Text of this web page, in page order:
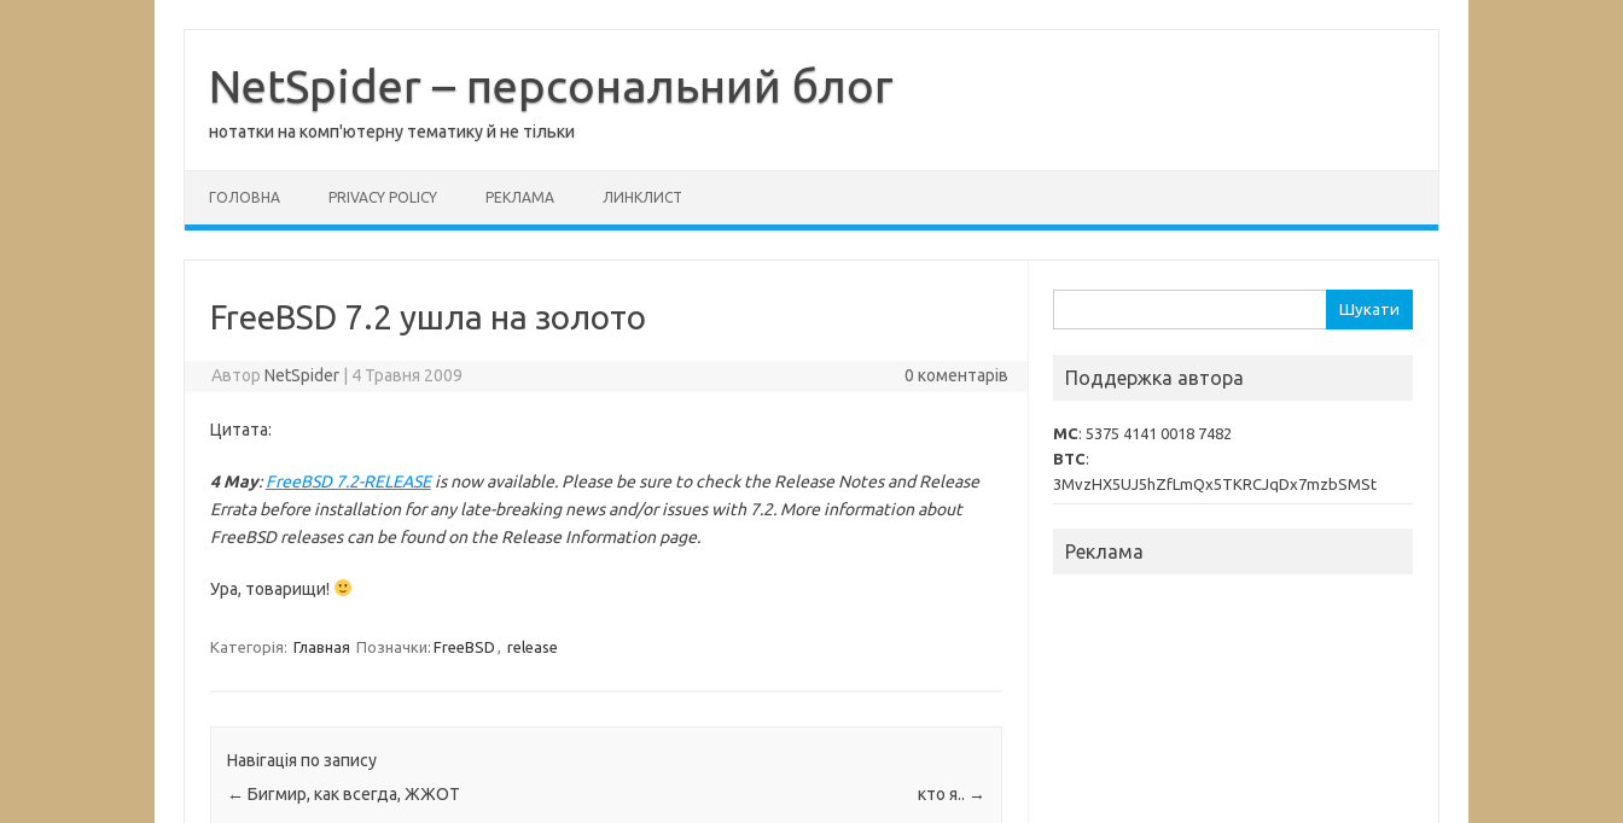
вмістуNetSpider – персональний блог
нотатки на комп'ютерну тематику й не тільки
ГОЛОВНА PRIVACY POLICY РЕКЛАМА ЛИНКЛИСТ
FreeBSD 7.2 ушла на золото
АвторNetSpider 4 Травня 2009 0 коментарів
Цитата:
4 May:FreeBSD 7.2-RELEASEis now available. Please be sure to check the Release Notes and Release
Errata before installation for any late-breaking news and/or issues with 7.2. More information about
FreeBSD releases can be found on the Release Information page.
Ура, товарищи!
Категорія: Главная Позначки: FreeBSD , release
Навігація по запису
← Бигмир, как всегда, ЖЖОТ кто я.. →
Поддержка автора
MC: 5375 4141 0018 7482
BTC:
3MvzHX5UJ5hZfLmQx5TKRCJqDx7mzbSMSt
Реклама